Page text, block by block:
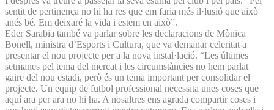
sentit de pertinença no hi ha res que em faria més il·lusió que això
anés bé. Em deixaré la vida i estem en això”.
Eder Sarabia també va parlar sobre les declaracions de Mònica
Bonell, ministra d’Esports i Cultura, que va demanar celeritat a
presentar el nou projecte per a la nova instal·lació. “Les últimes
setmanes pel tema del mercat i les circumstàncies no hem parlat
gaire del nou estadi, però és un tema important per consolidar el
projecte. Un equip de futbol professional necessita unes coses que
aquí ara per ara no hi ha. A nosaltres ens agrada compartir coses i